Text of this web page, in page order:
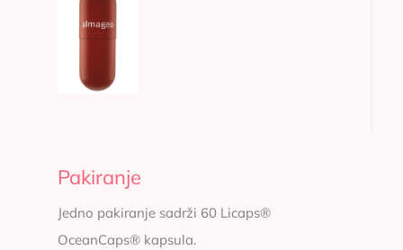
Pakiranje
Jedno pakiranje sadrži 60 Licaps®
OceanCaps® kapsula.